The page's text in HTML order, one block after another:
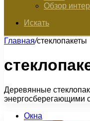
Обзор
Искать
Главная/стеклопакеты
Деревянные
энергосберегающими
Окна